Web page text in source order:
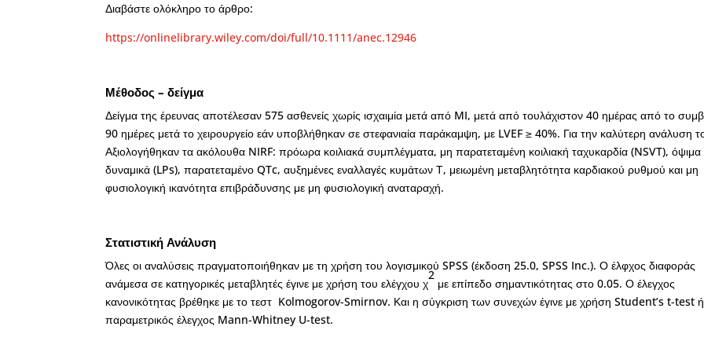
Διαβάστε ολόκληρο το άρθρο:
https://onlinelibrary.wiley.com/doi/full/10.1111/anec.12946
Μέθοδος – δείγμα
Δείγμα της έρευνας αποτέλεσαν 575 ασθενείς χωρίς ισχαιμία μετά από MI, μετά από τουλάχιστον 40 ημέρας από το
90 ημέρες μετά το χειρουργείο εάν υποβλήθηκαν σε στεφανιαία παράκαμψη, με LVEF ≥ 40%. Για την καλύτερη ανάλυση
Αξιολογήθηκαν τα ακόλουθα NIRF: πρόωρα κοιλιακά συμπλέγματα, μη παρατεταμένη κοιλιακή ταχυκαρδία (NSVT), όψιμα
δυναμικά (LPs), παρατεταμένο QTc, αυξημένες εναλλαγές κυμάτων Τ, μειωμένη μεταβλητότητα καρδιακού ρυθμού και μη
φυσιολογική ικανότητα επιβράδυνσης με μη φυσιολογική αναταραχή.
Στατιστική Ανάλυση
Όλες οι αναλύσεις πραγματοποιήθηκαν με τη χρήση του λογισμικού SPSS (έκδοση 25.0, SPSS Inc.). Ο έλφχος διαφοράς
ανάμεσα σε κατηγορικές μεταβλητές έγινε με χρήση του ελέγχου χ
2
με επίπεδο σημαντικότητας στο 0.05. Ο έλεγχος
κανονικότητας βρέθηκε με το τεστ Kolmogorov-Smirnov. Και η σύγκριση των συνεχών έγινε με χρήση Student’s t-test
παραμετρικός έλεγχος Mann-Whitney U-test.